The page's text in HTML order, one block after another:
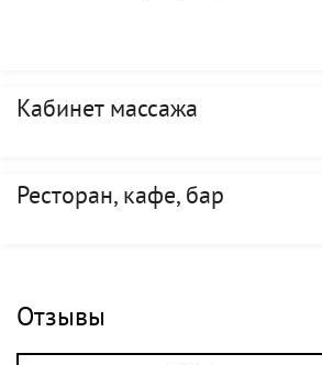
Кабинет массажа
Ресторан, кафе, бар
Отзывы